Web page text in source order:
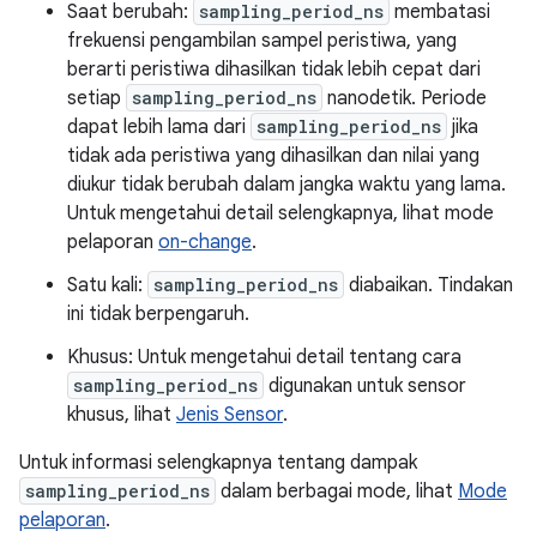
Saat berubah: sampling_period_ns membatasi
frekuensi pengambilan sampel peristiwa, yang
berarti peristiwa dihasilkan tidak lebih cepat dari
setiap sampling_period_ns nanodetik. Periode
dapat lebih lama dari sampling_period_ns jika
tidak ada peristiwa yang dihasilkan dan nilai yang
diukur tidak berubah dalam jangka waktu yang lama.
Untuk mengetahui detail selengkapnya, lihat mode
pelaporan on-change.
Satu kali: sampling_period_ns diabaikan. Tindakan
ini tidak berpengaruh.
Khusus: Untuk mengetahui detail tentang cara
sampling_period_ns digunakan untuk sensor
khusus, lihat Jenis Sensor.
Untuk informasi selengkapnya tentang dampak
sampling_period_ns dalam berbagai mode, lihat Mode
pelaporan.